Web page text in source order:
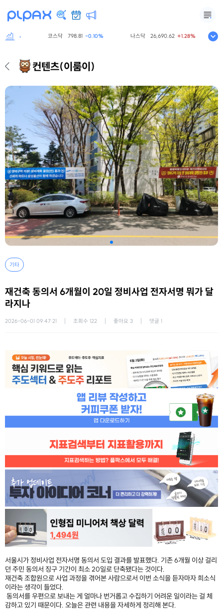
코스닥 798.81 -0.10% 나스닥 26,690.62 +1.28%
컨텐츠(이룸이)
기타
재건축 동의서 6개월이 20일 정비사업 전자서명 뭐가 달
라지나
2026-06-01 09:47:21 조회수 122 좋아요 3 댓글 1
서울시가 정비사업 전자서명 동의서 도입 결과를 발표했다. 기존 6개월 이상 걸리
던 주민 동의서 징구 기간이 최소 20일로 단축됐다는 것이다.
재건축 조합원으로 사업 과정을 겪어본 사람으로서 이번 소식을 듣자마자 희소식
이라는 생각이 들었다.
동의서를 우편으로 보내는 게 얼마나 번거롭고 수집하기 어려운 일이라는 걸 체
감하고 있기 때문이다. 오늘은 관련 내용을 자세하게 정리해 본다.